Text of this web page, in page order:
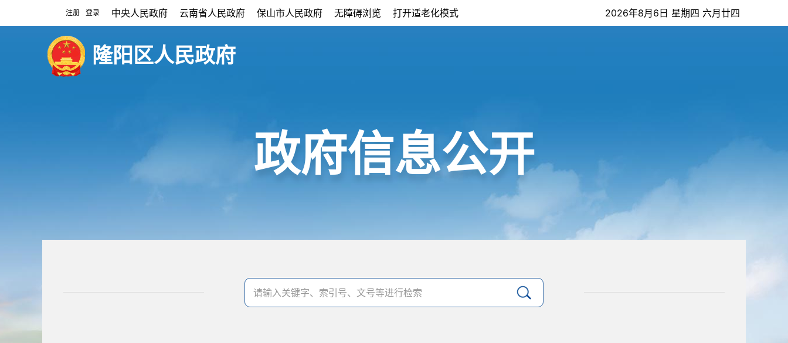
注册 登录 中央人民政府 云南省人民政府 保山市人民政府 无障碍浏览 打开适老化模式 2026年8月6日 星期四 六月廿四
隆阳区人民政府
政府信息公开